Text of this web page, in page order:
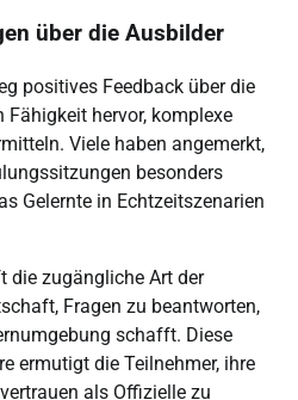
über die Ausbilder
positives Feedback über die
Fähigkeit hervor, komplexe
Viele haben angemerkt,
besonders
Gelernte in Echtzeitszenarien
die zugängliche Art der
Fragen zu beantworten,
schafft. Diese
ermutigt die Teilnehmer, ihre
als Offizielle zu